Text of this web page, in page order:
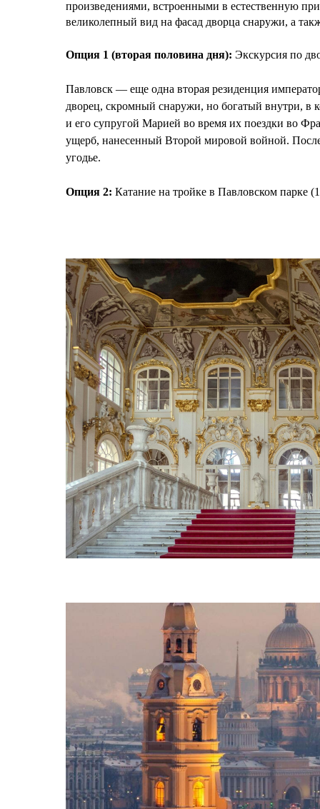
произведениями, встроенными в естественную
великолепный вид на фасад дворца снаружи, а
Опция 1 (вторая половина дня): Экскурсия по
Павловск — еще одна вторая резиденция
дворец, скромный снаружи, но богатый внутри, в
и его супругой Марией во время их поездки во
ущерб, нанесенный Второй мировой войной.
угодье.
Опция 2: Катание на тройке в Павловском парке